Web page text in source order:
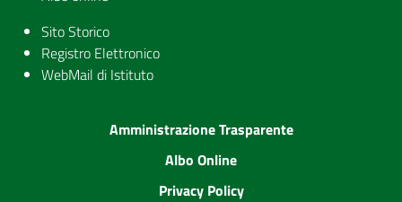
Sito Storico
Registro Elettronico
WebMail di Istituto
Amministrazione Trasparente
Albo Online
Privacy Policy